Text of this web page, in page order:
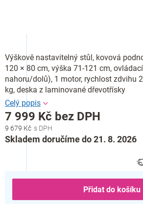
9 679 Kč
7 999 Kč bez DPH
Měrná
cena:
Skladem doručíme do 21. 8. 2026
Přidat do košíku
Výškově nastavitelný stůl, kovová
120 × 80 cm, výška 71-121 cm,
nahoru/dolů), 1 motor, rychlost zdvihu
kg, deska z laminované dřevotřísky